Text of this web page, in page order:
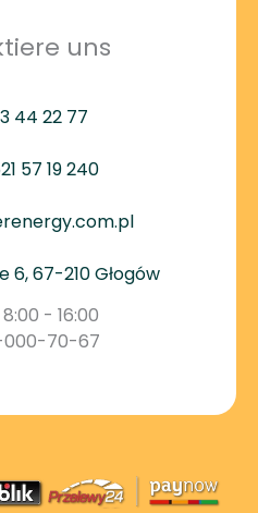
uns
44 22 77
57 19 240
6, 67-210 Głogów
- 16:00
000-70-67